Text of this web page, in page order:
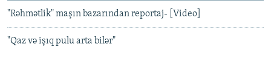
"Rəhmətlik" maşın bazarından reportaj- [Video]
"Qaz və işıq pulu arta bilər"